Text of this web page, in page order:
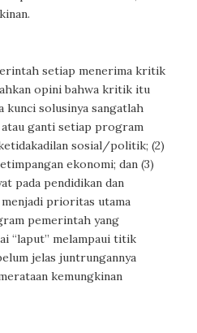
setiap menerima kritik
opini bahwa kritik itu
kunci solusinya sangatlah
atau ganti setiap program
sosial/politik; (2)
ekonomi; dan (3)
pada pendidikan dan
prioritas utama
pemerintah yang
“laput” melampaui titik
jelas juntrungannya
kemungkinan